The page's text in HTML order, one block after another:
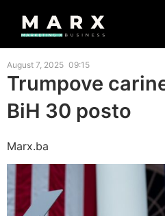
August 7, 2025 09:15
Trumpove
BiH 30 posto
Marx.ba